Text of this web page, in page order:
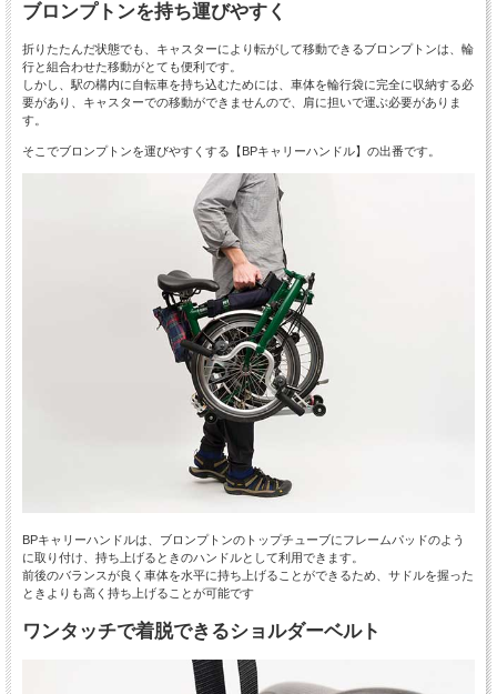
ブロンプトンを持ち運びやすく
折りたたんだ状態でも、キャスターにより転がして移動できるブロンプトンは、輪
行と組合わせた移動がとても便利です。
しかし、駅の構内に自転車を持ち込むためには、車体を輪行袋に完全に収納する必
要があり、キャスターでの移動ができませんので、肩に担いで運ぶ必要がありま
す。
そこでブロンプトンを運びやすくする【BPキャリーハンドル】の出番です。
BPキャリーハンドルは、ブロンプトンのトップチューブにフレームパッドのよう
に取り付け、持ち上げるときのハンドルとして利用できます。
前後のバランスが良く車体を水平に持ち上げることができるため、サドルを握った
ときよりも高く持ち上げることが可能です
ワンタッチで着脱できるショルダーベルト